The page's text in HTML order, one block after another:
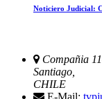
Noticiero Judicial:
Compañia
Santiago,
CHILE
E-Mail: